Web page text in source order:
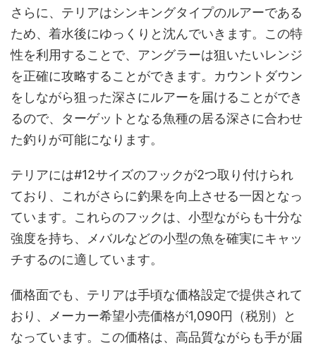
さらに、テリアはシンキングタイプのルアーである
ため、着水後にゆっくりと沈んでいきます。この特
性を利用することで、アングラーは狙いたいレンジ
を正確に攻略することができます。カウントダウン
をしながら狙った深さにルアーを届けることができ
るので、ターゲットとなる魚種の居る深さに合わせ
た釣りが可能になります。
テリアには#12サイズのフックが2つ取り付けられ
ており、これがさらに釣果を向上させる一因となっ
ています。これらのフックは、小型ながらも十分な
強度を持ち、メバルなどの小型の魚を確実にキャッ
チするのに適しています。
価格面でも、テリアは手頃な価格設定で提供されて
おり、メーカー希望小売価格が1,090円（税別）と
なっています。この価格は、高品質ながらも手が届